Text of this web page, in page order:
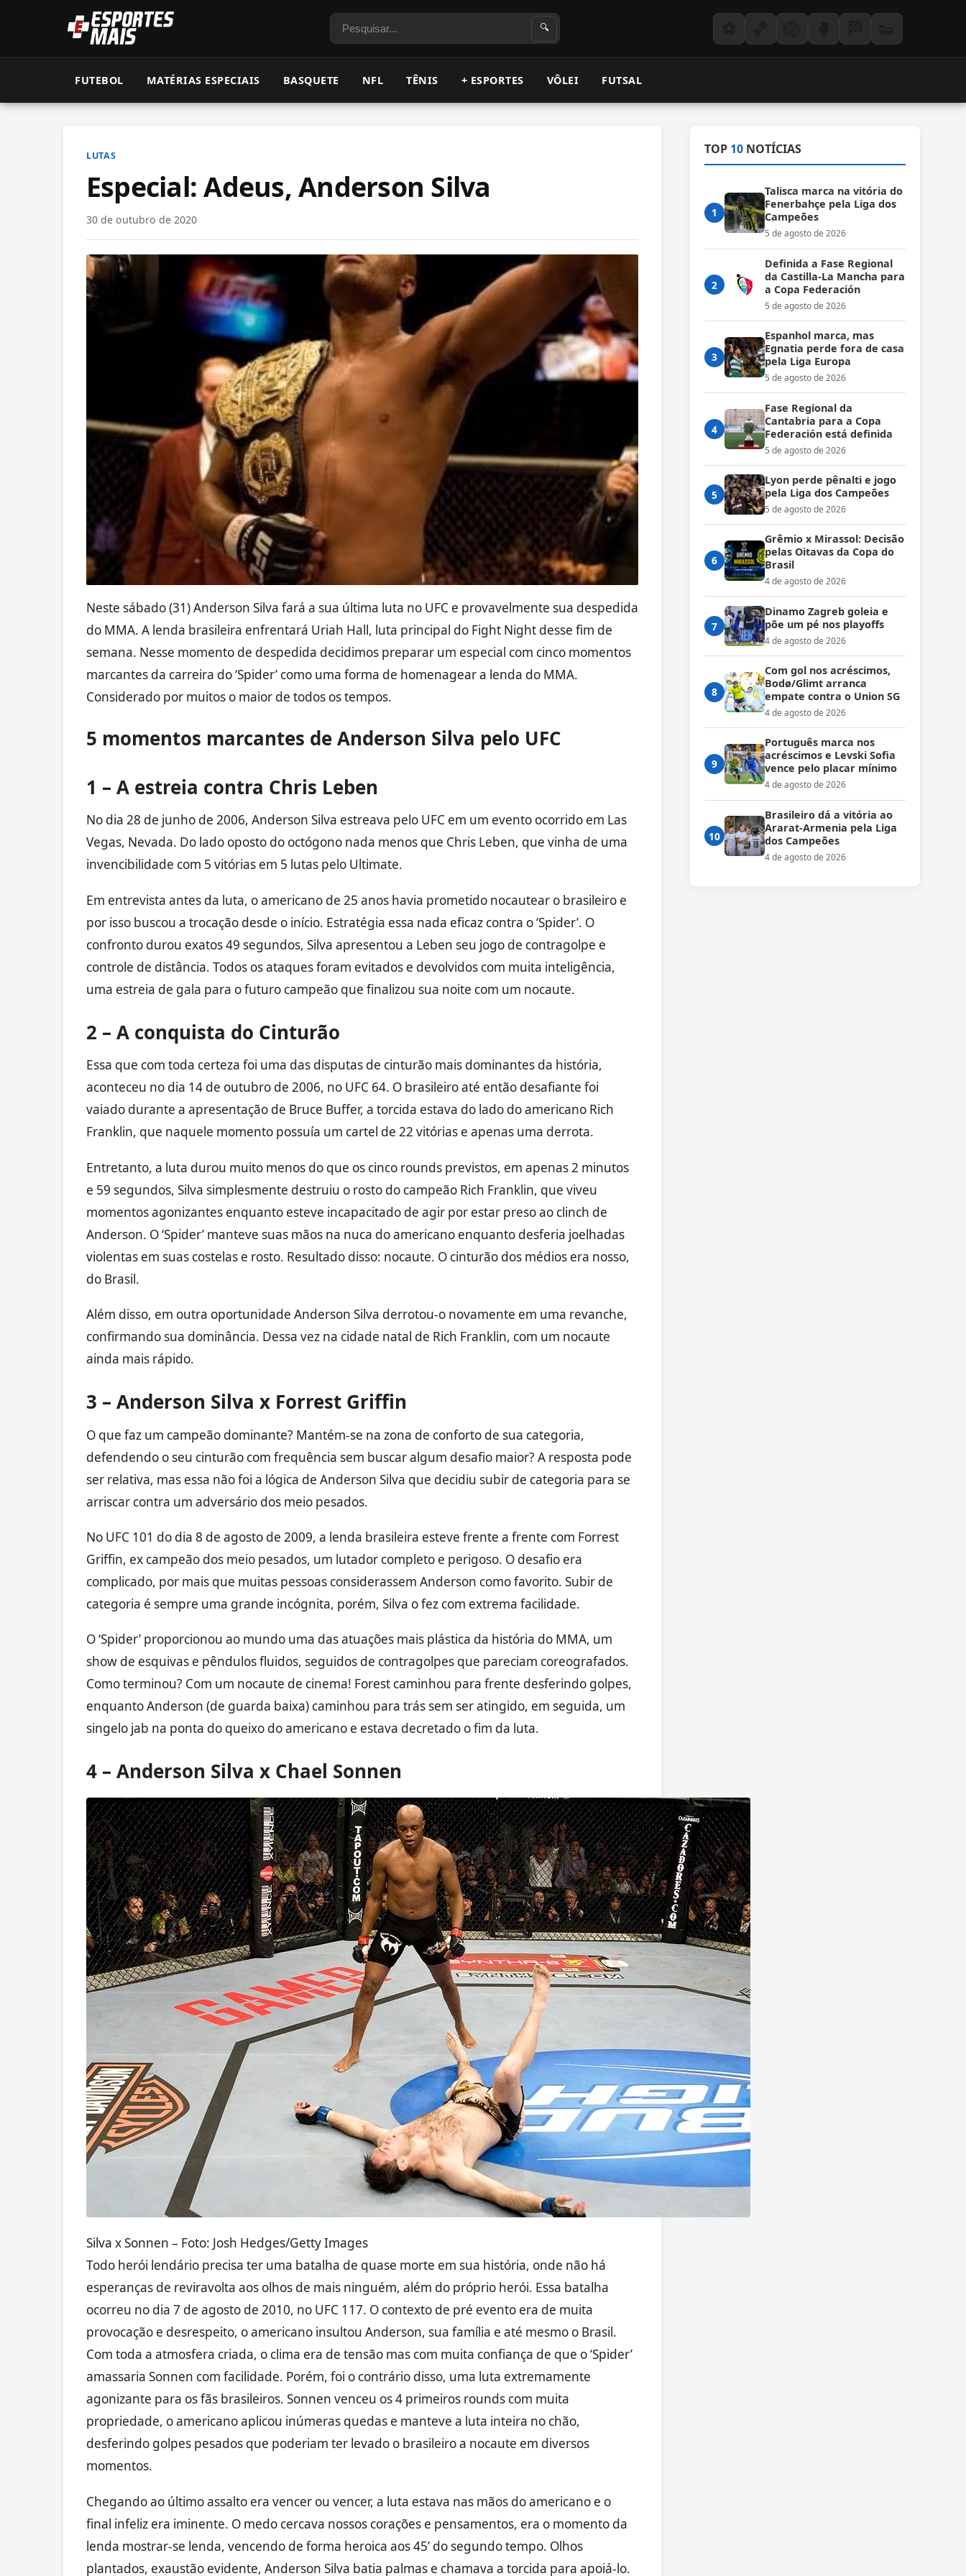
Pesquisar 🔍
FUTEBOL MATÉRIAS ESPECIAIS BASQUETE NFL TÊNIS + ESPORTES VÔLEI FUTSAL
LUTAS
Especial: Adeus, Anderson Silva
30 de outubro de 2020
Neste sábado (31) Anderson Silva fará a sua última luta no UFC e provavelmente sua despedida
do MMA. A lenda brasileira enfrentará Uriah Hall, luta principal do Fight Night desse fim de
semana. Nesse momento de despedida decidimos preparar um especial com cinco momentos
marcantes da carreira do ‘Spider’ como uma forma de homenagear a lenda do MMA.
Considerado por muitos o maior de todos os tempos.
5 momentos marcantes de Anderson Silva pelo UFC
1 – A estreia contra Chris Leben
No dia 28 de junho de 2006, Anderson Silva estreava pelo UFC em um evento ocorrido em Las
Vegas, Nevada. Do lado oposto do octógono nada menos que Chris Leben, que vinha de uma
invencibilidade com 5 vitórias em 5 lutas pelo Ultimate.
Em entrevista antes da luta, o americano de 25 anos havia prometido nocautear o brasileiro e
por isso buscou a trocação desde o início. Estratégia essa nada eficaz contra o ‘Spider’. O
confronto durou exatos 49 segundos, Silva apresentou a Leben seu jogo de contragolpe e
controle de distância. Todos os ataques foram evitados e devolvidos com muita inteligência,
uma estreia de gala para o futuro campeão que finalizou sua noite com um nocaute.
2 – A conquista do Cinturão
Essa que com toda certeza foi uma das disputas de cinturão mais dominantes da história,
aconteceu no dia 14 de outubro de 2006, no UFC 64. O brasileiro até então desafiante foi
vaiado durante a apresentação de Bruce Buffer, a torcida estava do lado do americano Rich
Franklin, que naquele momento possuía um cartel de 22 vitórias e apenas uma derrota.
Entretanto, a luta durou muito menos do que os cinco rounds previstos, em apenas 2 minutos
e 59 segundos, Silva simplesmente destruiu o rosto do campeão Rich Franklin, que viveu
momentos agonizantes enquanto esteve incapacitado de agir por estar preso ao clinch de
Anderson. O ‘Spider’ manteve suas mãos na nuca do americano enquanto desferia joelhadas
violentas em suas costelas e rosto. Resultado disso: nocaute. O cinturão dos médios era nosso,
do Brasil.
Além disso, em outra oportunidade Anderson Silva derrotou-o novamente em uma revanche,
confirmando sua dominância. Dessa vez na cidade natal de Rich Franklin, com um nocaute
ainda mais rápido.
3 – Anderson Silva x Forrest Griffin
O que faz um campeão dominante? Mantém-se na zona de conforto de sua categoria,
defendendo o seu cinturão com frequência sem buscar algum desafio maior? A resposta pode
ser relativa, mas essa não foi a lógica de Anderson Silva que decidiu subir de categoria para se
arriscar contra um adversário dos meio pesados.
No UFC 101 do dia 8 de agosto de 2009, a lenda brasileira esteve frente a frente com Forrest
Griffin, ex campeão dos meio pesados, um lutador completo e perigoso. O desafio era
complicado, por mais que muitas pessoas considerassem Anderson como favorito. Subir de
categoria é sempre uma grande incógnita, porém, Silva o fez com extrema facilidade.
O ‘Spider’ proporcionou ao mundo uma das atuações mais plástica da história do MMA, um
show de esquivas e pêndulos fluidos, seguidos de contragolpes que pareciam coreografados.
Como terminou? Com um nocaute de cinema! Forest caminhou para frente desferindo golpes,
enquanto Anderson (de guarda baixa) caminhou para trás sem ser atingido, em seguida, um
singelo jab na ponta do queixo do americano e estava decretado o fim da luta.
4 – Anderson Silva x Chael Sonnen
Silva x Sonnen – Foto: Josh Hedges/Getty Images
Todo herói lendário precisa ter uma batalha de quase morte em sua história, onde não há
esperanças de reviravolta aos olhos de mais ninguém, além do próprio herói. Essa batalha
ocorreu no dia 7 de agosto de 2010, no UFC 117. O contexto de pré evento era de muita
provocação e desrespeito, o americano insultou Anderson, sua família e até mesmo o Brasil.
Com toda a atmosfera criada, o clima era de tensão mas com muita confiança de que o ‘Spider’
amassaria Sonnen com facilidade. Porém, foi o contrário disso, uma luta extremamente
agonizante para os fãs brasileiros. Sonnen venceu os 4 primeiros rounds com muita
propriedade, o americano aplicou inúmeras quedas e manteve a luta inteira no chão,
desferindo golpes pesados que poderiam ter levado o brasileiro a nocaute em diversos
momentos.
Chegando ao último assalto era vencer ou vencer, a luta estava nas mãos do americano e o
final infeliz era iminente. O medo cercava nossos corações e pensamentos, era o momento da
lenda mostrar-se lenda, vencendo de forma heroica aos 45’ do segundo tempo. Olhos
plantados, exaustão evidente, Anderson Silva batia palmas e chamava a torcida para apoiá-lo.
TOP 10 NOTÍCIAS
1
Talisca marca na vitória do
Fenerbahçe pela Liga dos
Campeões
5 de agosto de 2026
2
Definida a Fase Regional
da Castilla-La Mancha para
a Copa Federación
5 de agosto de 2026
3
Espanhol marca, mas
Egnatia perde fora de casa
pela Liga Europa
5 de agosto de 2026
4
Fase Regional da
Cantabria para a Copa
Federación está definida
5 de agosto de 2026
5
Lyon perde pênalti e jogo
pela Liga dos Campeões
5 de agosto de 2026
6
Grêmio x Mirassol: Decisão
pelas Oitavas da Copa do
Brasil
4 de agosto de 2026
7
Dinamo Zagreb goleia e
põe um pé nos playoffs
4 de agosto de 2026
8
Com gol nos acréscimos,
Bodø/Glimt arranca
empate contra o Union SG
4 de agosto de 2026
9
Português marca nos
acréscimos e Levski Sofia
vence pelo placar mínimo
4 de agosto de 2026
10
Brasileiro dá a vitória ao
Ararat-Armenia pela Liga
dos Campeões
4 de agosto de 2026